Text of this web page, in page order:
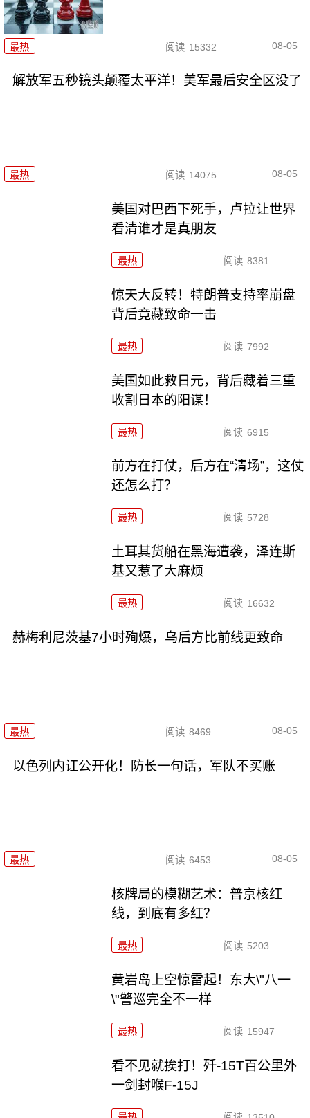
最热 阅读 15332 08-05
解放军五秒镜头颠覆太平洋！美军最后安全区没了
最热 阅读 14075 08-05
美国对巴西下死手，卢拉让世界
看清谁才是真朋友
最热 阅读 8381
惊天大反转！特朗普支持率崩盘
背后竟藏致命一击
最热 阅读 7992
美国如此救日元，背后藏着三重
收割日本的阳谋！
最热 阅读 6915
前方在打仗，后方在“清场”，这仗
还怎么打？
最热 阅读 5728
土耳其货船在黑海遭袭，泽连斯
基又惹了大麻烦
最热 阅读 16632
赫梅利尼茨基7小时殉爆，乌后方比前线更致命
最热 阅读 8469 08-05
以色列内讧公开化！防长一句话，军队不买账
最热 阅读 6453 08-05
核牌局的模糊艺术：普京核红
线，到底有多红？
最热 阅读 5203
黄岩岛上空惊雷起！东大\"八一
\"警巡完全不一样
最热 阅读 15947
看不见就挨打！歼-15T百公里外
一剑封喉F-15J